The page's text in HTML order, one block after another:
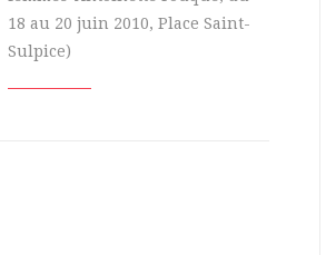
18 au 20 juin 2010, Place Saint-
Sulpice)